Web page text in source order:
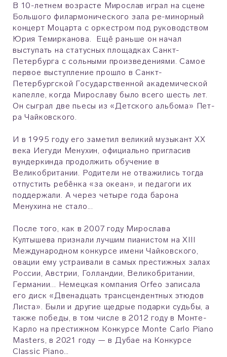
В 10-летнем возрасте Мирослав играл на сцене
Большого филармонического зала ре-минорный
концерт Моцарта с оркестром под руководством
Юрия Темирканова. Ещё раньше он начал
выступать на статусных площадках Санкт-
Петербурга с сольными произведениями. Самое
первое выступление прошло в Санкт-
Петербургской Государственной академической
капелле, когда Мирославу было всего шесть лет.
Он сыграл две пьесы из «Детского альбома» Пет­
ра Чайковского.
И в 1995 году его заметил великий музыкант XX
века Иегуди Менухин, официально пригласив
вундеркинда продолжить обучение в
Великобритании. Родители не отважились тогда
отпустить ребёнка «за океан», и педагоги их
поддержали. А через четыре года барона
Менухина не стало...
После того, как в 2007 году Мирослава
Култышева признали лучшим пианистом на ХIII
Международном конкурсе имени Чайковского,
овации ему устраивали в самых престижных залах
России, Австрии, Голландии, Великобритании,
Германии... Немецкая компания Orfeo записала
его диск «Двенадцать трансцендентных этюдов
Листа». Были и другие щедрые подарки судьбы, а
также победы, в том числе в 2012 году в Монте-
Карло на престижном Конкурсе Monte Carlo Piano
Masters, в 2021 году — в Дубае на Конкурсе
Classic Piano…